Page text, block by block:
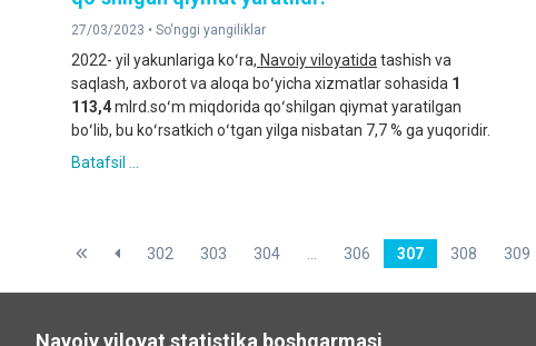
27/03/2023 • So'nggi yangiliklar
2022- yil yakunlariga koʻra, Navoiy viloyatida tashish va
saqlash, axborot va aloqa boʻyicha xizmatlar sohasida 1
113,4mlrd.soʻm miqdorida qoʻshilgan qiymat yaratilgan
boʻlib, bu koʻrsatkich oʻtgan yilga nisbatan 7,7 % ga yuqoridir.
Batafsil ...
302 303 304 306 307 308 309
Navoiy viloyat statistika boshqarmasi